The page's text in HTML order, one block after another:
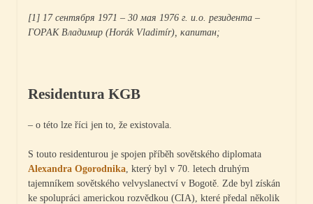
[1] 17 сентября 1971 – 30 мая 1976 г. и.о. резидента –
ГОРАК Владимир (Horák Vladimír), капитан;
Residentura KGB
– o této lze říci jen to, že existovala.
S touto residenturou je spojen příběh sovětského diplomata
Alexandra Ogorodnika , který byl v 70. letech druhým
tajemníkem sovětského velvyslanectví v Bogotě. Zde byl získán
ke spolupráci americkou rozvědkou (CIA), které předal několik